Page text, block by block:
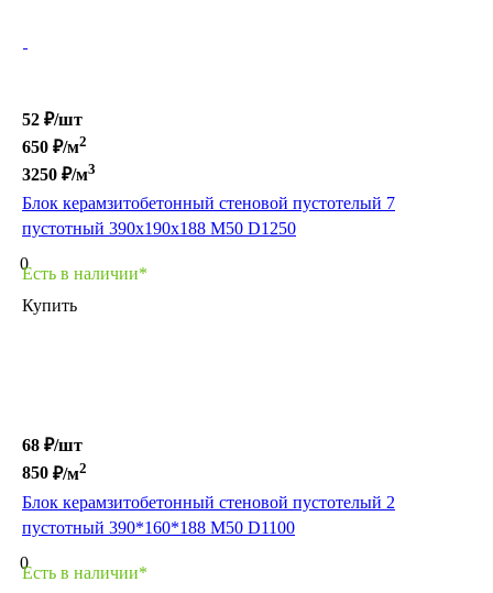
52 ₽/шт
650 ₽/м2
3250 ₽/м3
Блок керамзитобетонный стеновой пустотелый 7
пустотный 390х190х188 М50 D1250
0
Есть в наличии*
Купить
68 ₽/шт
850 ₽/м2
Блок керамзитобетонный стеновой пустотелый 2
пустотный 390*160*188 M50 D1100
0
Есть в наличии*